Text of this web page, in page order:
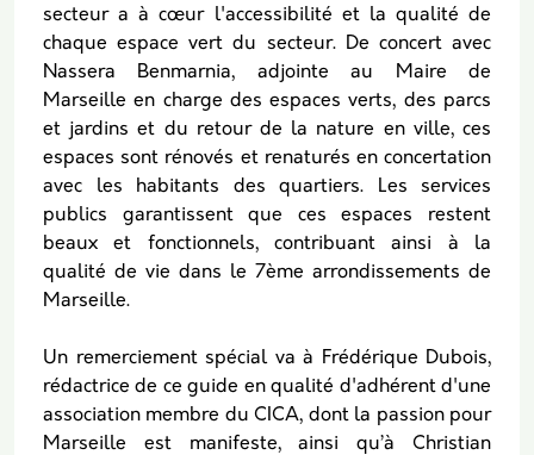
secteur a à cœur l'accessibilité et la qualité de
chaque espace vert du secteur. De concert avec
Nassera Benmarnia, adjointe au Maire de
Marseille en charge des espaces verts, des parcs
et jardins et du retour de la nature en ville, ces
espaces sont rénovés et renaturés en concertation
avec les habitants des quartiers. Les services
publics garantissent que ces espaces restent
beaux et fonctionnels, contribuant ainsi à la
qualité de vie dans le 7ème arrondissements de
Marseille.
Un remerciement spécial va à Frédérique Dubois,
rédactrice de ce guide en qualité d'adhérent d'une
association membre du CICA, dont la passion pour
Marseille est manifeste, ainsi qu’à Christian